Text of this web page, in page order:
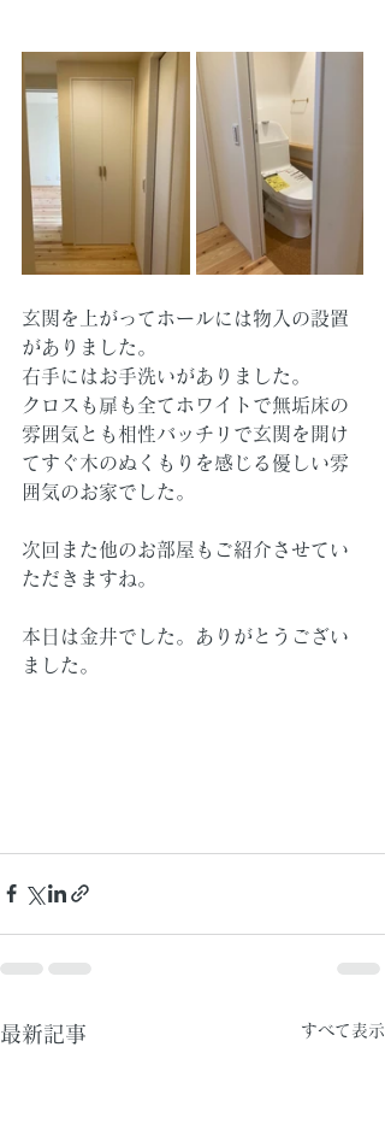
玄関を上がってホールには物入の設置
がありました。
右手にはお手洗いがありました。
クロスも扉も全てホワイトで無垢床の
雰囲気とも相性バッチリで玄関を開け
てすぐ木のぬくもりを感じる優しい雰
囲気のお家でした。
次回また他のお部屋もご紹介させてい
ただきますね。
本日は金井でした。ありがとうござい
ました。
最新記事 すべて表示